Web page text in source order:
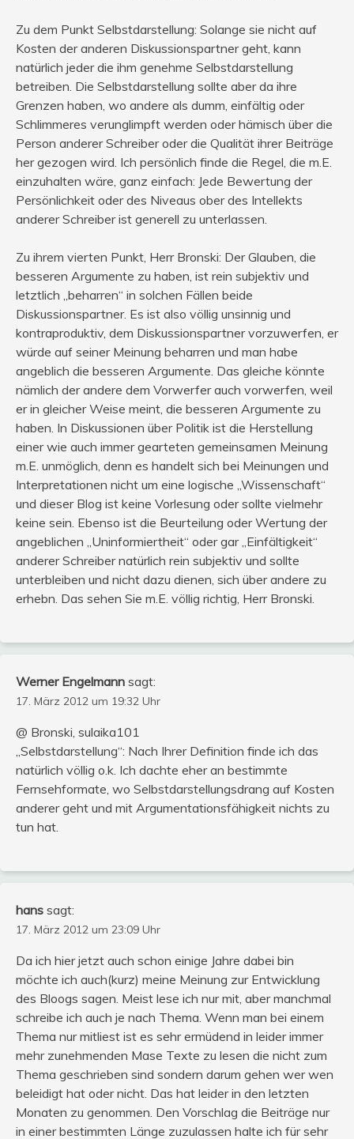
Zu dem Punkt Selbstdarstellung: Solange sie nicht auf
Kosten der anderen Diskussionspartner geht, kann
natürlich jeder die ihm genehme Selbstdarstellung
betreiben. Die Selbstdarstellung sollte aber da ihre
Grenzen haben, wo andere als dumm, einfältig oder
Schlimmeres verunglimpft werden oder hämisch über die
Person anderer Schreiber oder die Qualität ihrer Beiträge
her gezogen wird. Ich persönlich finde die Regel, die m.E.
einzuhalten wäre, ganz einfach: Jede Bewertung der
Persönlichkeit oder des Niveaus ober des Intellekts
anderer Schreiber ist generell zu unterlassen.
Zu ihrem vierten Punkt, Herr Bronski: Der Glauben, die
besseren Argumente zu haben, ist rein subjektiv und
letztlich „beharren“ in solchen Fällen beide
Diskussionspartner. Es ist also völlig unsinnig und
kontraproduktiv, dem Diskussionspartner vorzuwerfen, er
würde auf seiner Meinung beharren und man habe
angeblich die besseren Argumente. Das gleiche könnte
nämlich der andere dem Vorwerfer auch vorwerfen, weil
er in gleicher Weise meint, die besseren Argumente zu
haben. In Diskussionen über Politik ist die Herstellung
einer wie auch immer gearteten gemeinsamen Meinung
m.E. unmöglich, denn es handelt sich bei Meinungen und
Interpretationen nicht um eine logische „Wissenschaft“
und dieser Blog ist keine Vorlesung oder sollte vielmehr
keine sein. Ebenso ist die Beurteilung oder Wertung der
angeblichen „Uninformiertheit“ oder gar „Einfältigkeit“
anderer Schreiber natürlich rein subjektiv und sollte
unterbleiben und nicht dazu dienen, sich über andere zu
erhebn. Das sehen Sie m.E. völlig richtig, Herr Bronski.
Werner Engelmann sagt:
17. März 2012 um 19:32 Uhr
@ Bronski, sulaika101
„Selbstdarstellung“: Nach Ihrer Definition finde ich das
natürlich völlig o.k. Ich dachte eher an bestimmte
Fernsehformate, wo Selbstdarstellungsdrang auf Kosten
anderer geht und mit Argumentationsfähigkeit nichts zu
tun hat.
hans sagt:
17. März 2012 um 23:09 Uhr
Da ich hier jetzt auch schon einige Jahre dabei bin
möchte ich auch(kurz) meine Meinung zur Entwicklung
des Bloogs sagen. Meist lese ich nur mit, aber manchmal
schreibe ich auch je nach Thema. Wenn man bei einem
Thema nur mitliest ist es sehr ermüdend in leider immer
mehr zunehmenden Mase Texte zu lesen die nicht zum
Thema geschrieben sind sondern darum gehen wer wen
beleidigt hat oder nicht. Das hat leider in den letzten
Monaten zu genommen. Den Vorschlag die Beiträge nur
in einer bestimmten Länge zuzulassen halte ich für sehr